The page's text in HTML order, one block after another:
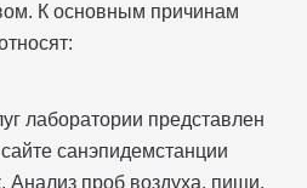
К основным причинам
лаборатории представлен
санэпидемстанции
Анализ проб воздуха, пищи,